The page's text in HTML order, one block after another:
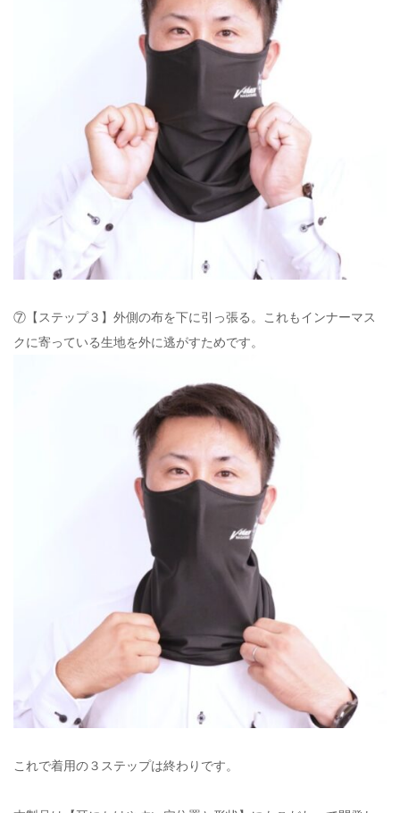
⑦【ステップ３】外側の布を下に引っ張る。これもインナーマス
クに寄っている生地を外に逃がすためです。
これで着用の３ステップは終わりです。